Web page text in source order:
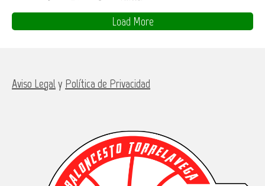
Load More
Aviso Legaly Política de Privacidad